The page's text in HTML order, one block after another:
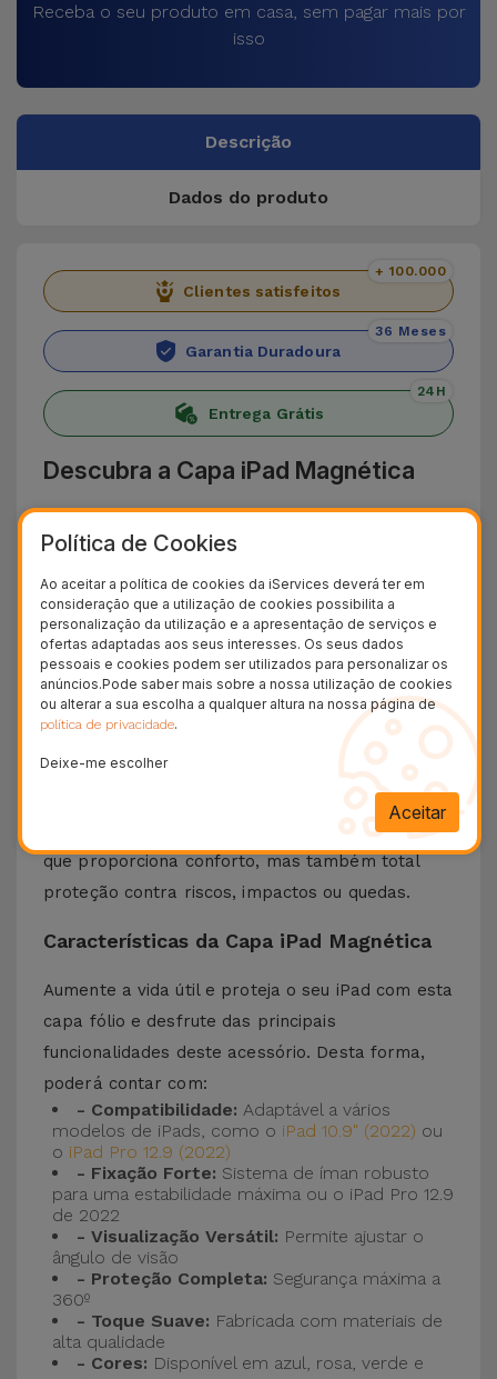
Receba o seu produto em casa, sem pagar mais por
isso
Descrição
Dados do produto
Clientes satisfeitos
+ 100.000
Garantia Duradoura
36 Meses
Entrega Grátis
24H
Descubra a Capa iPad Magnética
Eis aCapa iPad Magnéticada iServices, o
acessório ideal para quem quer proteger o seu
Tabletao mesmo tempo queacrescenta estilo
e melhora a funcionalidade. Criada
especificamente para iPads, esta capa combina
design minimalista, segurança e praticidade
para os seus dias.
Graças ao
, esta capa ajusta-
se na perfeição ao seu iPad, assegurando uma
fixação firme, segura e muito estável. O
material de construção é de alta qualidade, o
que proporciona conforto, mas também total
proteção contra riscos, impactos ou quedas.
Características da Capa iPad Magnética
Aumente a vida útil e proteja o seu iPad com esta
capa fólio e desfrute das principais
funcionalidades deste acessório. Desta forma,
poderá contar com:
- Compatibilidade: Adaptável a vários
modelos de iPads, como o iPad 10.9" (2022) ou
o iPad Pro 12.9 (2022)
- Fixação Forte: Sistema de íman robusto
para uma estabilidade máxima ou o iPad Pro 12.9
de 2022
- Visualização Versátil: Permite ajustar o
ângulo de visão
- Proteção Completa: Segurança máxima a
360º
- Toque Suave: Fabricada com materiais de
alta qualidade
- Cores: Disponível em azul, rosa, verde e
Política de Cookies
Ao aceitar a política de cookies da iServices deverá ter em
consideração que a utilização de cookies possibilita a
personalização da utilização e a apresentação de serviços e
ofertas adaptadas aos seus interesses. Os seus dados
pessoais e cookies podem ser utilizados para personalizar os
anúncios.Pode saber mais sobre a nossa utilização de cookies
ou alterar a sua escolha a qualquer altura na nossa página de
política de privacidade.
Deixe-me escolher
Aceitar